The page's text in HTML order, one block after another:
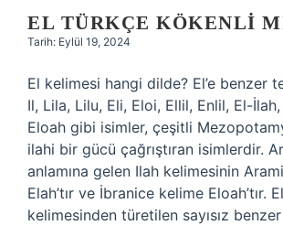
EL TÜRKÇE KÖKENLI
Tarih: Eylül 19, 2024
El kelimesi hangi dilde? El’e benzer
Il, Lila, Lilu, Eli, Eloi, Ellil, Enlil, El-
Eloah gibi isimler, çeşitli
ilahi bir gücü çağrıştıran isimlerdir.
anlamına gelen Ilah kelimesinin
Elah’tır ve İbranice kelime Eloah’tır.
kelimesinden türetilen sayısız